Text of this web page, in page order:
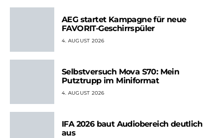
AEG startet Kampagne für neue
FAVORIT-Geschirrspüler
4. AUGUST 2026
Selbstversuch Mova S70: Mein
Putztrupp im Miniformat
4. AUGUST 2026
IFA 2026 baut Audiobereich deutlich
aus